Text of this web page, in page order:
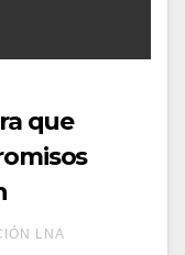
que
LNA